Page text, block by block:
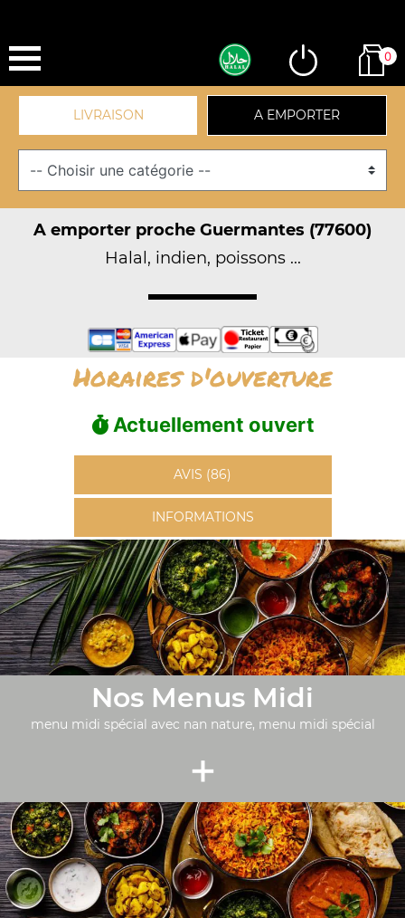
0
LIVRAISON A EMPORTER
A emporter proche Guermantes (77600)
Halal, indien, poissons ...
Horaires d'ouverture
Actuellement ouvert
AVIS (86)
INFORMATIONS
Nos Menus Midi
menu midi spécial avec nan nature, menu midi spécial
+